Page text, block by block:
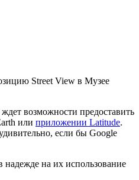
Street View в Музее
возможности предоставить
или приложении Latitude.
если бы Google
на их использование